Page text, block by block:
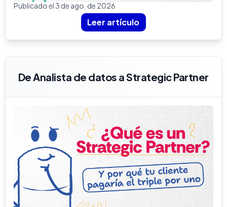
Publicado el 3 de ago. de 2026
Leer artículo
De Analista de datos a Strategic Partner